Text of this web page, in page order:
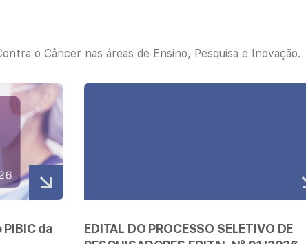
o Câncer nas áreas de Ensino, Pesquisa e Inovação.
da
Veja mais
EDITAL DO PROCESSO SELETIVO DE